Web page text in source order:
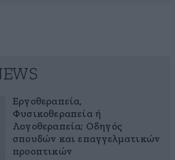
Εργοθεραπεία,
Φυσικοθεραπεία ή
Λογοθεραπεία; Οδηγός
σπουδών και επαγγελματικών
προοπτικών